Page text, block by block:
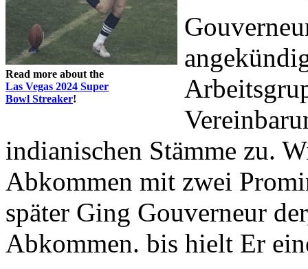
Read more about the
Las Vegas 2024 Super
Bowl Streaker!
indianischen Stämme zu.
Abkommen mit zwei
später Ging Gouverneur
Abkommen. bis hielt Er